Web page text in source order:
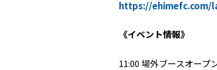
https://ehimefc.com/
《イベント情報》
11:00 場外ブースオープ